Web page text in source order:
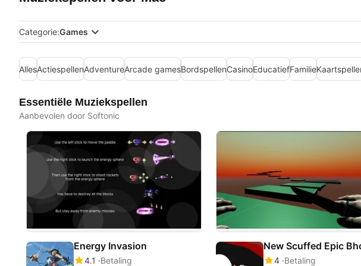
Categorie:Games
AllesActiespellenAdventureArcade gamesBordspellenCasinoEducatiefFamilie
Essentiële Muziekspellen
Aanbevolen door Softonic
Energy Invasion
4.1
Betaling
4 Betaling